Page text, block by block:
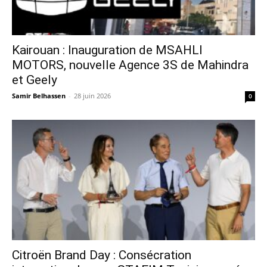
Kairouan : Inauguration de MSAHLI
MOTORS, nouvelle Agence 3S de Mahindra
et Geely
Samir Belhassen - 28 juin 2026 0
Citroën Brand Day : Consécration